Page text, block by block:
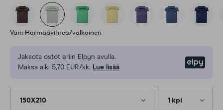
Väri: Harmaavihreä/valkoinen
Jaksota ostot eriin Elpyn avulla.
Maksa alk. 5,70 EUR/kk. Lue lisää
150X210 1 kpl